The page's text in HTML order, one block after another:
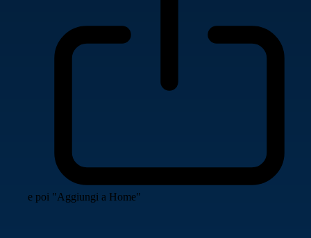
e poi "Aggiungi a Home"